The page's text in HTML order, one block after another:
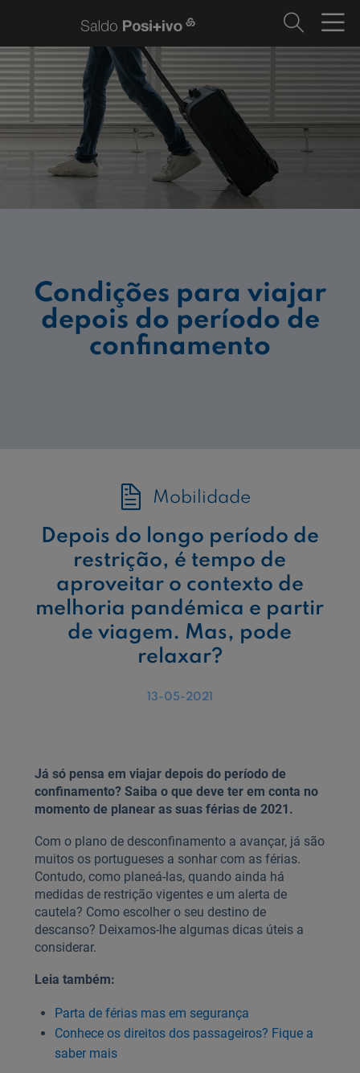
Condições para viajar
depois do período de
confinamento
Mobilidade
Depois do longo período de
restrição, é tempo de
aproveitar o contexto de
melhoria pandémica e partir
de viagem. Mas, pode
relaxar?
13-05-2021
Já só pensa em viajar depois do período de
confinamento? Saiba o que deve ter em conta no
momento de planear as suas férias de 2021.
Com o plano de desconfinamento a avançar, já são
muitos os portugueses a sonhar com as férias.
Contudo, como planeá-las, quando ainda há
medidas de restrição vigentes e um alerta de
cautela? Como escolher o seu destino de
descanso? Deixamos-lhe algumas dicas úteis a
considerar.
Leia também:
Parta de férias mas em segurança
Conhece os direitos dos passageiros? Fique a
saber mais